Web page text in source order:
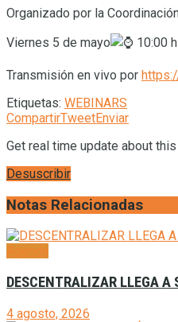
Organizado por la
Viernes 5 de mayo
10:00
Transmisión en vivo por
Etiquetas: WEBINARS
CompartirTweetEnviar
Get real time update about
Desuscribir
Notas Relacionadas
DESCENTRALIZAR LLEGA
4 agosto, 2026